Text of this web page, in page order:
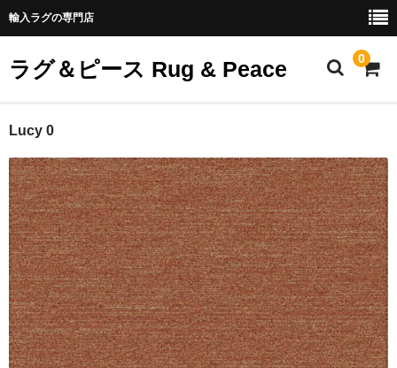
輸入ラグの専門店
ラグ＆ピース Rug & Peace 0
ホーム
全商品
商品カテゴリー
ご利用案内
ABOUT US
Lucy 0